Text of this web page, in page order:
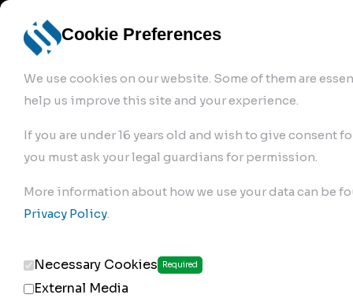
Cookie Preferences
We use cookies on our website. Some of them are
help us improve this site and your experience.
If you are under 16 years old and wish to give consent
you must ask your legal guardians for permission.
More information about how we use your data can be
Privacy Policy.
Necessary Cookies Required
External Media
bremse.de Sign Up
110.01.1830